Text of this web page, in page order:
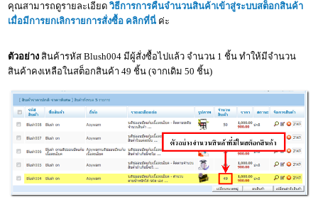
คุณสามารถดูรายละเอียดวิธีการการคืนจำนวนสินค้าเข้าสู่ระบบสต็อกสินค้า
เมื่อมีการยกเลิกรายการสั่งซื้อ คลิกที่นี่ ค่ะ
ตัวอย่าง สินค้ารหัส Blush004 มีผู้สั่งซื้อไปแล้ว จำนวน 1 ชิ้น ทำให้มีจำนวน
สินค้าคงเหลือในสต็อกสินค้า 49 ชิ้น (จากเดิม 50 ชิ้น)